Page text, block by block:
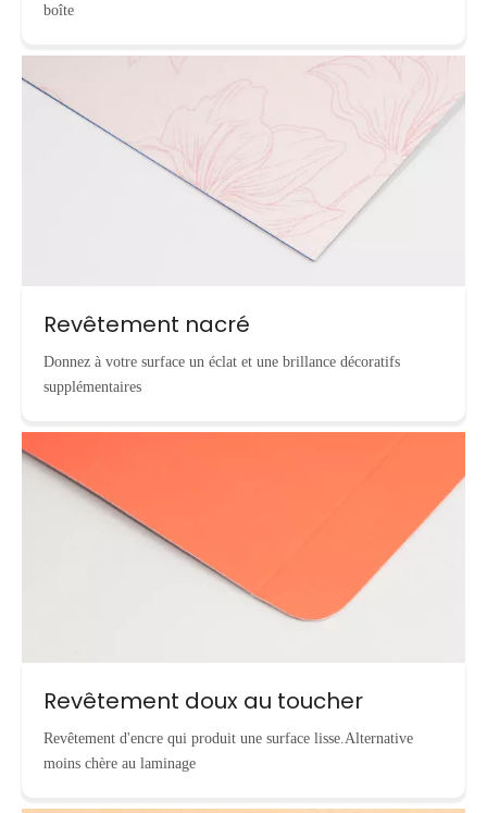
boîte
Revêtement nacré
Donnez à votre surface un éclat et une brillance décoratifs
supplémentaires
Revêtement doux au toucher
Revêtement d'encre qui produit une surface lisse.Alternative
moins chère au laminage